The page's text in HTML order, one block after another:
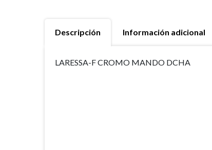
Descripción Información adicional
LARESSA-F CROMO MANDO DCHA